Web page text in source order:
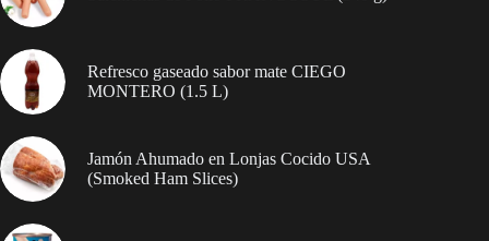
Refresco gaseado sabor mate CIEGO
MONTERO (1.5 L)
Jamón Ahumado en Lonjas Cocido USA
(Smoked Ham Slices)